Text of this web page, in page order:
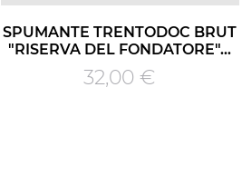
SPUMANTE TRENTODOC BRUT
"RISERVA DEL FONDATORE"...
Prezzo
32,00 €